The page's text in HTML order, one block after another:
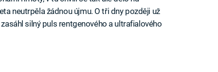
neutrpěla žádnou újmu. O tři dny později už
silný puls rentgenového a ultrafialového